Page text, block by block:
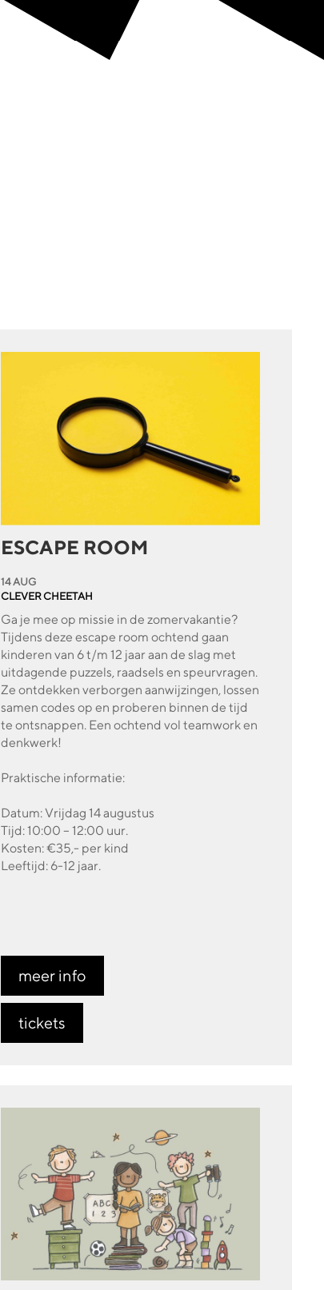
ESCAPE ROOM
14 AUG
CLEVER CHEETAH
Ga je mee op missie in de zomervakantie?
Tijdens deze escape room ochtend gaan
kinderen van 6 t/m 12 jaar aan de slag met
uitdagende puzzels, raadsels en speurvragen.
Ze ontdekken verborgen aanwijzingen, lossen
samen codes op en proberen binnen de tijd
te ontsnappen. Een ochtend vol teamwork en
denkwerk!
Praktische informatie:
Datum: Vrijdag 14 augustus
Tijd: 10:00 – 12:00 uur.
Kosten: €35,- per kind
Leeftijd: 6-12 jaar.
meer info
tickets